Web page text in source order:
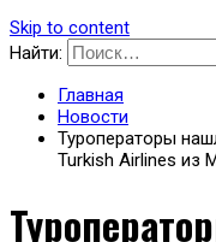
Skip to content
Найти:
Главная
Новости
Туроператоры
Turkish Airlines из